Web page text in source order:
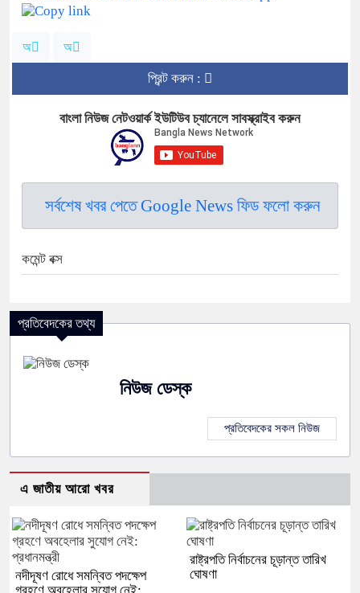
অ অ
প্রিন্ট করুন :
বাংলা নিউজ নেটওয়ার্ক ইউটিউব চ্যানেলে সাবস্ক্রাইব করুন
সর্বশেষ খবর পেতে Google News ফিড ফলো করুন
কমেন্ট বক্স
প্রতিবেদকের তথ্য
নিউজ ডেস্ক
প্রতিবেদকের সকল নিউজ
এ জাতীয় আরো খবর
নদীদূষণ রোধে সমন্বিত পদক্ষেপ
রাষ্ট্রপতি নির্বাচনের চূড়ান্ত তারিখ
ঘোষণা